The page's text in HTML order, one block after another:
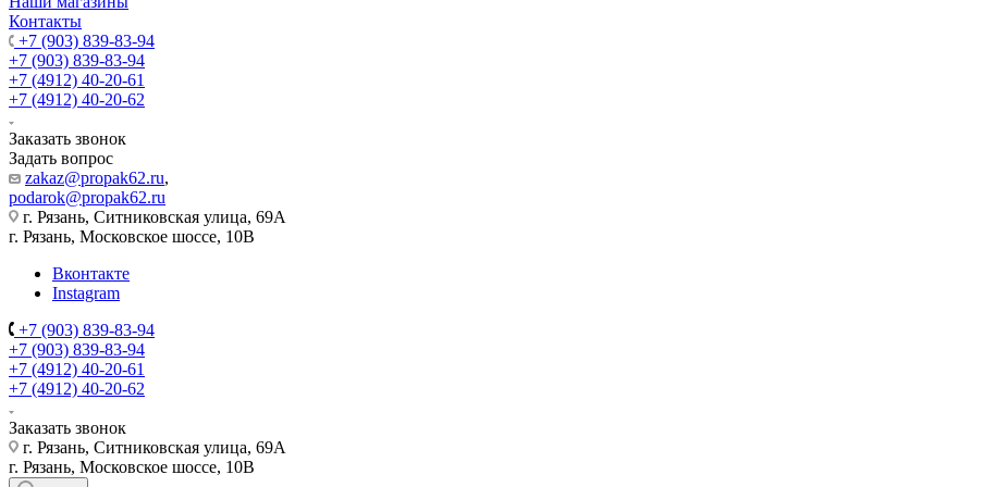
Контакты
+7 (903) 839-83-94
+7 (903) 839-83-94
+7 (4912) 40-20-61
+7 (4912) 40-20-62
Заказать звонок
Задать вопрос
zakaz@propak62.ru,
podarok@propak62.ru
г. Рязань, Ситниковская улица, 69А
г. Рязань, Московское шоссе, 10В
Вконтакте
Instagram
+7 (903) 839-83-94
+7 (903) 839-83-94
+7 (4912) 40-20-61
+7 (4912) 40-20-62
Заказать звонок
г. Рязань, Ситниковская улица, 69А
г. Рязань, Московское шоссе, 10В